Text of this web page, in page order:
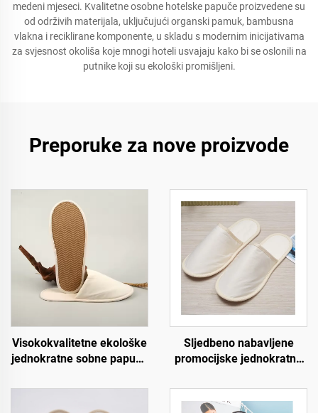
medeni mjeseci. Kvalitetne osobne hotelske papuče proizvedene su
od održivih materijala, uključujući organski pamuk, bambusna
vlakna i reciklirane komponente, u skladu s modernim inicijativama
za svjesnost okoliša koje mnogi hoteli usvajaju kako bi se oslonili na
putnike koji su ekološki promišljeni.
Preporuke za nove proizvode
Visokokvalitetne ekološke
jednokratne sobne papuče
oblogom za goste
Sljedbeno nabavljene
promocijske jednokratne
papuče za hotele i
zrakoplovstvo za korisnike